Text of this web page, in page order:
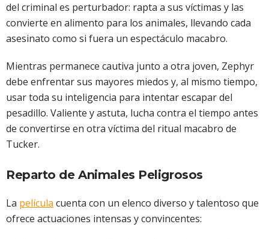
del criminal es perturbador: rapta a sus víctimas y las
convierte en alimento para los animales, llevando cada
asesinato como si fuera un espectáculo macabro.
Mientras permanece cautiva junto a otra joven, Zephyr
debe enfrentar sus mayores miedos y, al mismo tiempo,
usar toda su inteligencia para intentar escapar del
pesadillo. Valiente y astuta, lucha contra el tiempo antes
de convertirse en otra víctima del ritual macabro de
Tucker.
Reparto de Animales Peligrosos
La película cuenta con un elenco diverso y talentoso que
ofrece actuaciones intensas y convincentes: